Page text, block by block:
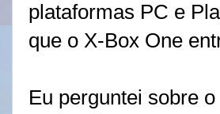
plataformas PC e
que o X-Box One
Eu perguntei sobre